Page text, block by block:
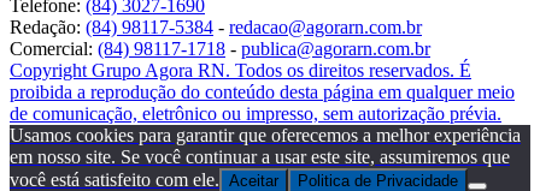
Telefone: (84) 3027-1690
Redação: (84) 98117-5384 - redacao@agorarn.com.br
Comercial: (84) 98117-1718 - publica@agorarn.com.br
Copyright Grupo Agora RN. Todos os direitos reservados. É
proibida a reprodução do conteúdo desta página em qualquer meio
de comunicação, eletrônico ou impresso, sem autorização prévia.
Usamos cookies para garantir que oferecemos a melhor experiência
em nosso site. Se você continuar a usar este site, assumiremos que
você está satisfeito com ele. Aceitar Politica de Privacidade